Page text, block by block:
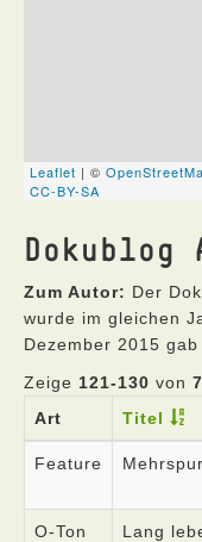
Dokublog
Zum Autor: Der
wurde im gleichen
Dezember 2015
Zeige 121-130 von
Art
Titel
Feature
O-Ton Lang